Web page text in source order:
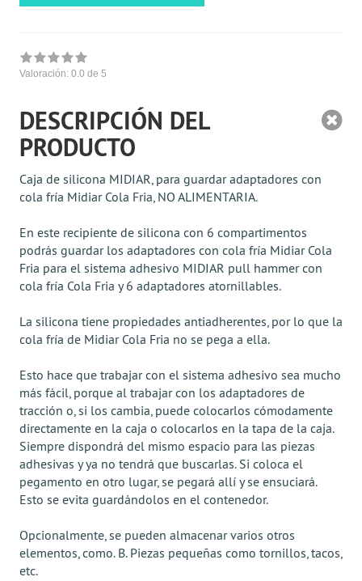
Valoración: 0.0 de 5
DESCRIPCIÓN DEL
PRODUCTO
Caja de silicona MIDIAR, para guardar adaptadores con
cola fría Midiar Cola Fria, NO ALIMENTARIA.
En este recipiente de silicona con 6 compartimentos
podrás guardar los adaptadores con cola fría Midiar Cola
Fria para el sistema adhesivo MIDIAR pull hammer con
cola fría Cola Fria y 6 adaptadores atornillables.
La silicona tiene propiedades antiadherentes, por lo que la
cola fría de Midiar Cola Fria no se pega a ella.
Esto hace que trabajar con el sistema adhesivo sea mucho
más fácil, porque al trabajar con los adaptadores de
tracción o, si los cambia, puede colocarlos cómodamente
directamente en la caja o colocarlos en la tapa de la caja.
Siempre dispondrá del mismo espacio para las piezas
adhesivas y ya no tendrá que buscarlas. Si coloca el
pegamento en otro lugar, se pegará allí y se ensuciará.
Esto se evita guardándolos en el contenedor.
Opcionalmente, se pueden almacenar varios otros
elementos, como. B. Piezas pequeñas como tornillos, tacos,
etc.